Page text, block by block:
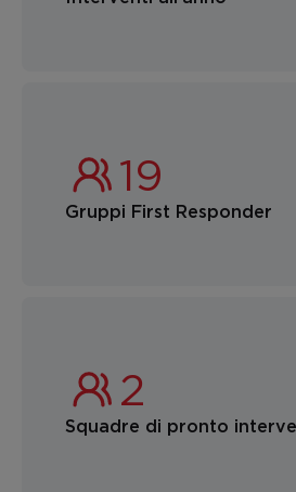
Gruppi First Responder
Squadre di pronto